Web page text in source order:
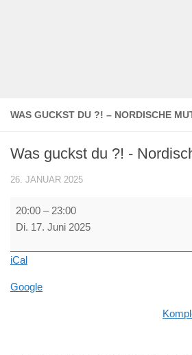
WAS GUCKST DU ?! – NORDISCHE
Was guckst du ?! -
26. JANUAR 2025
Was
guckst
?!
Nordische
20:00 – 23:00
Di. 17. Juni 2025
iCal
Google